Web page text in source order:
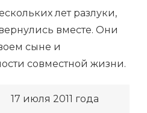
лет разлуки,
вместе. Они
сыне и
совместной жизни.
17 июля 2011 года